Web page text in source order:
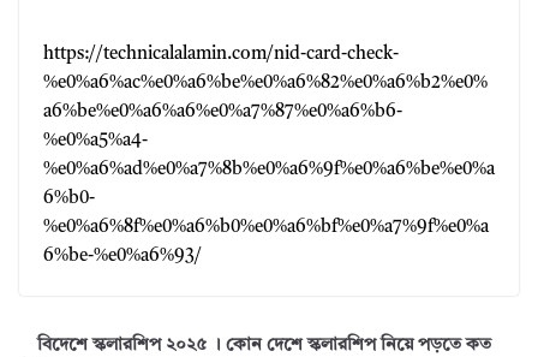
https://technicalalamin.com/nid-card-check-
%e0%a6%ac%e0%a6%be%e0%a6%82%e0%a6%b2%e0%
a6%be%e0%a6%a6%e0%a7%87%e0%a6%b6-
%e0%a5%a4-
%e0%a6%ad%e0%a7%8b%e0%a6%9f%e0%a6%be%e0%a
6%b0-
%e0%a6%8f%e0%a6%b0%e0%a6%bf%e0%a7%9f%e0%a
6%be-%e0%a6%93/
বিদেশে স্কলারশিপ ২০২৫ । কোন দেশে স্কলারশিপ নিয়ে পড়তে কত